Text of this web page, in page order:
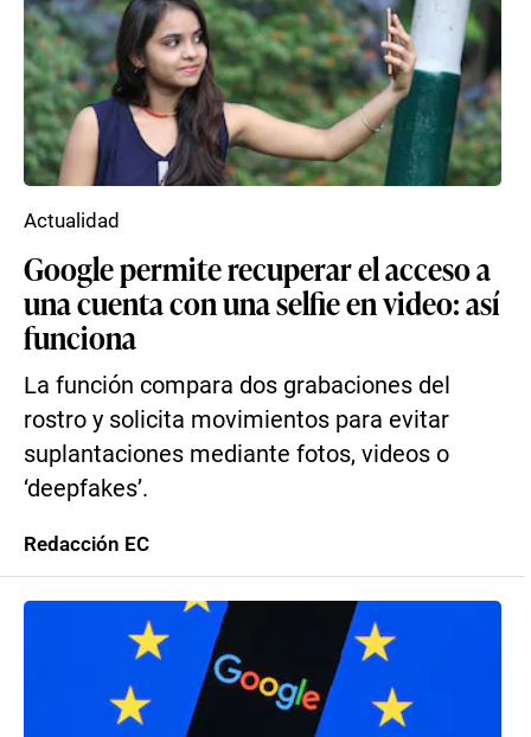
Google permite recuperar el acceso a
una cuenta con una selfie en video: así
funciona
La función compara dos grabaciones del
rostro y solicita movimientos para evitar
suplantaciones mediante fotos, videos o
‘deepfakes’.
Actualidad
Redacción EC